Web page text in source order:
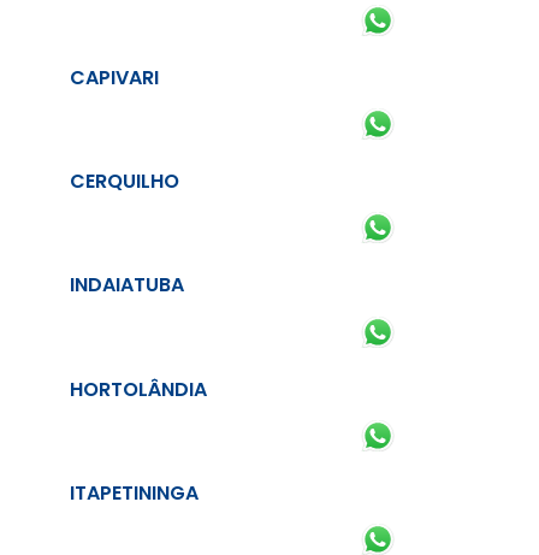
CAPIVARI
CERQUILHO
INDAIATUBA
HORTOLÂNDIA
ITAPETININGA